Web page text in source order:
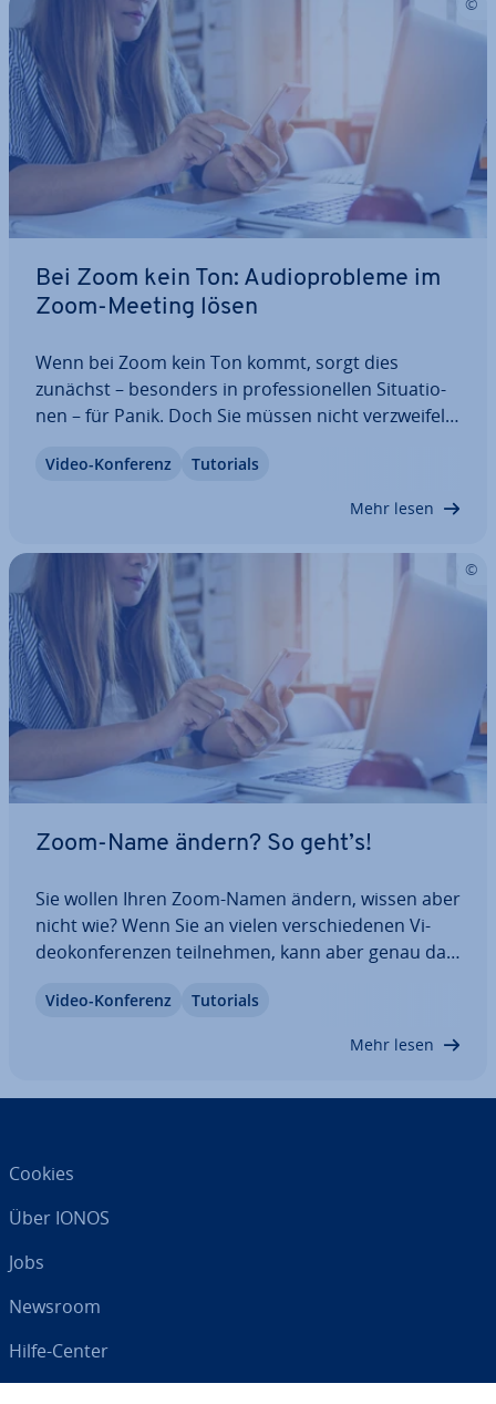
Bei Zoom kein Ton: Au­dio­pro­ble­me im
Zoom-Meeting lösen
Wenn bei Zoom kein Ton kommt, sorgt dies
zunächst – besonders in pro­fes­sio­nel­len Si­tua­tio­
nen – für Panik. Doch Sie müssen nicht ver­zwei­feln.
Desktop als auch auf dem Smart­phone und Tablet
Video-Konferenz Tutorials
Mehr lesen
Zoom-Name ändern? So geht’s!
Sie wollen Ihren Zoom-Namen ändern, wissen aber
nicht wie? Wenn Sie an vielen ver­schie­de­nen Vi­
deo­kon­fe­ren­zen teil­neh­men, kann aber genau das
oder Ver­wand­ten ist ein Spitzname oder der
Video-Konferenz Tutorials
Mehr lesen
Cookies
Über IONOS
Jobs
Newsroom
Hilfe-Center